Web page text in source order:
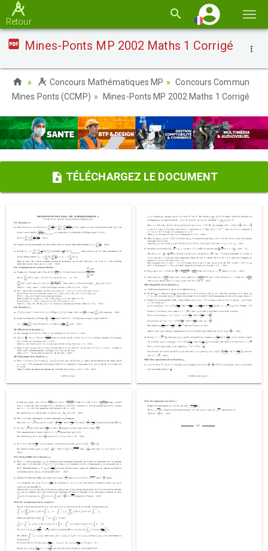
la
Retour
Mines-Ponts MP 2002 Maths 1 Corrigé
Concours Mathématiques MP
Concours Commun
Mines Ponts (CCMP)
Mines-Ponts MP 2002 Maths 1 Corrigé
TÉLÉCHARGEZ LE DOCUMENT